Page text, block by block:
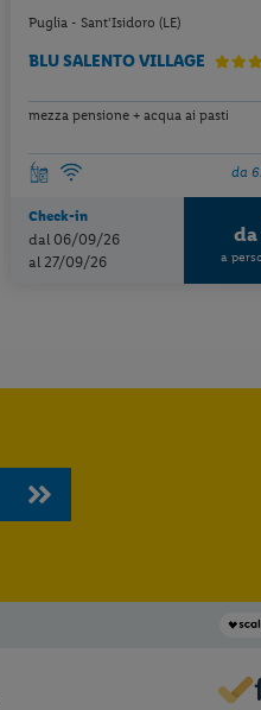
Puglia - Sant'Isidoro (LE)
BLU SALENTO VILLAGE
mezza pensione + acqua ai pasti
da
Check-in
dal 06/09/26
al 27/09/26
da
a